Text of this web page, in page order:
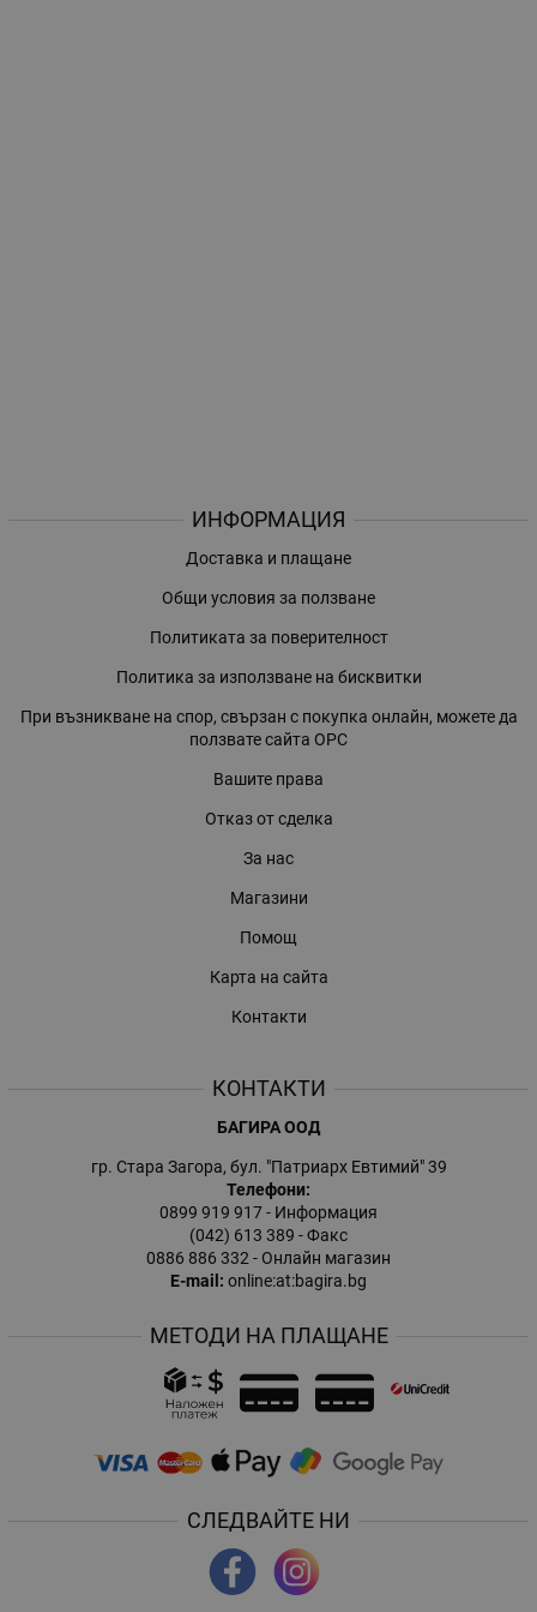
ИНФОРМАЦИЯ
Доставка и плащане
Общи условия за ползване
Политиката за поверителност
Политика за използване на бисквитки
При възникване на спор, свързан с покупка онлайн, можете да
ползвате сайта ОРС
Вашите права
Отказ от сделка
За нас
Магазини
Помощ
Карта на сайта
Контакти
КОНТАКТИ
БАГИРА ООД
гр. Стара Загора, бул. "Патриарх Евтимий" 39
Телефони:
0899 919 917- Информация
(042) 613 389 - Факс
0886 886 332- Онлайн магазин
E-mail: online:at:bagira.bg
МЕТОДИ НА ПЛАЩАНЕ
СЛЕДВАЙТЕ НИ